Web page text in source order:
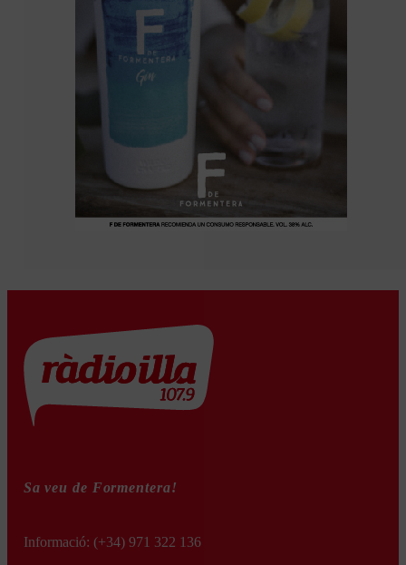
Sa veu de Formentera!
Informació: (+34) 971 322 136